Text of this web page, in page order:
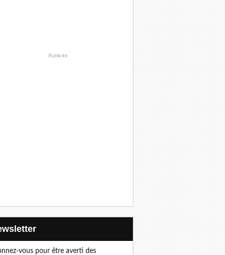
Publicité
vous pour être averti des